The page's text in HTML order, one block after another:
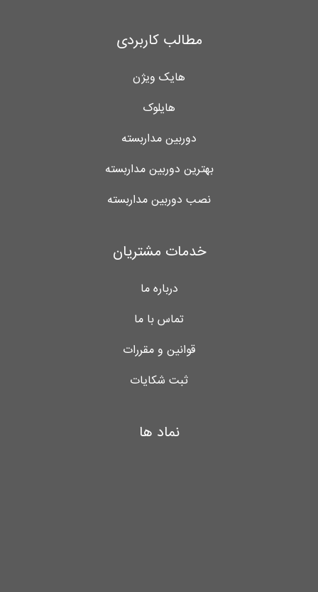
مطالب کاربردی
هایک ویژن
هایلوک
دوربین مداربسته
بهترین دوربین مداربسته
نصب دوربین مداربسته
خدمات مشتریان
درباره ما
تماس با ما
قوانین و مقررات
ثبت شکایات
نماد ها